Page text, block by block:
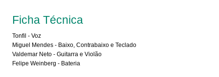
Ficha Técnica
Tonfil - Voz
Miguel Mendes - Baixo, Contrabaixo e Teclado
Valdemar Neto - Guitarra e Violão
Felipe Weinberg - Bateria